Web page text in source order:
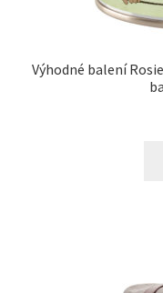
Výhodné balení